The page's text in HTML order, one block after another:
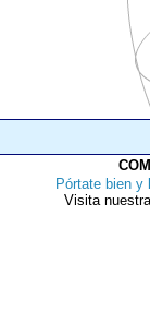
Pórtate bien y
Visita